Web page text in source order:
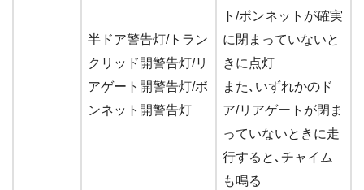
半ドア警告灯/トラン
クリッド開警告灯/リ
アゲート開警告灯/ボ
ンネット開警告灯
ト/ボンネットが確実
に閉まっていないと
きに点灯
また､いずれかのド
ア/リアゲートが閉ま
っていないときに走
行すると､チャイム
も鳴る